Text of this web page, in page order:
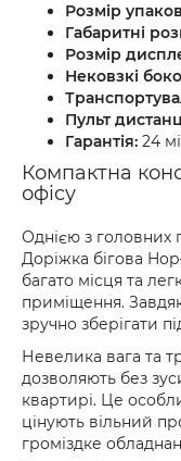
Розмір
Габаритні
Розмір
Нековзкі
Пульт
Гарантія: 24
Компактна
офісу
Однією з головних
Доріжка бігова
багато місця та
приміщення.
зручно зберігати
Невелика вага та
дозволяють без
квартирі. Це
цінують вільний
громіздке